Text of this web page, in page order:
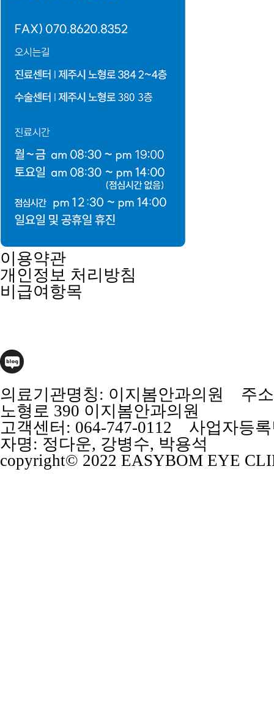
이용약관
개인정보 처리방침
비급여항목
의료기관명칭: 이지봄안과의원 주
노형로 390 이지봄안과의원
고객센터: 064-747-0112 사업자등
자명: 정다운, 강병수, 박용석
copyright© 2022 EASYBOM EYE